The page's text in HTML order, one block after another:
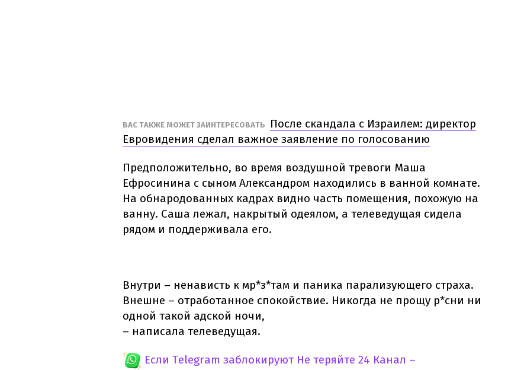
ВАС ТАКЖЕ МОЖЕТ ЗАИНТЕРЕСОВАТЬ
После скандала с Израилем: директор
Евровидения сделал важное заявление по голосованию
Предположительно, во время воздушной тревоги Маша
Ефросинина с сыном Александром находились в ванной комнате.
На обнародованных кадрах видно часть помещения, похожую на
ванну. Саша лежал, накрытый одеялом, а телеведущая сидела
рядом и поддерживала его.
Внутри – ненависть к мр*з*там и паника парализующего страха.
Внешне – отработанное спокойствие. Никогда не прощу р*сни ни
одной такой адской ночи,
– написала телеведущая.
Если Telegram заблокируют Не теряйте 24 Канал –